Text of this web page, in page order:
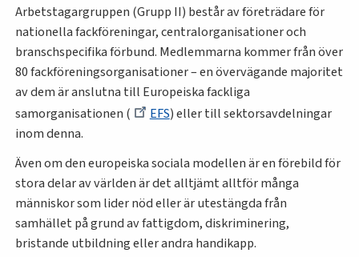
Arbetstagargruppen (Grupp II) består av företrädare för
nationella fackföreningar, centralorganisationer och
branschspecifika förbund. Medlemmarna kommer från över
80 fackföreningsorganisationer – en övervägande majoritet
av dem är anslutna till Europeiska fackliga
samorganisationen (
EFS) eller till sektorsavdelningar
inom denna.
Även om den europeiska sociala modellen är en förebild för
stora delar av världen är det alltjämt alltför många
människor som lider nöd eller är utestängda från
samhället på grund av fattigdom, diskriminering,
bristande utbildning eller andra handikapp.